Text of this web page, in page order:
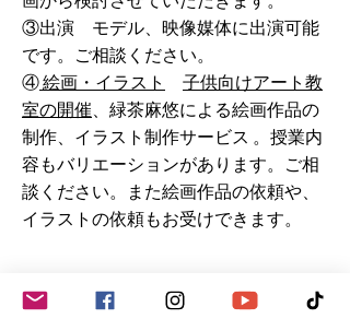
③出演 モデル、映像媒体に出演可能
です。ご相談ください。
④絵画・イラスト 子供向けアート教
室の開催、緑茶麻悠による絵画作品の
制作、イラスト制作サービス 。授業内
容もバリエーションがあります。ご相
談ください。また絵画作品の依頼や、
イラストの依頼もお受けできます。